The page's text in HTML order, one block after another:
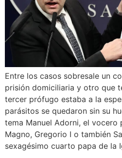
Entre los casos sobresale un
prisión domiciliaria y otro que
tercer prófugo estaba a la
parásitos se quedaron sin su
tema Manuel Adorni, el vocero
Magno, Gregorio I o también
sexagésimo cuarto papa de la